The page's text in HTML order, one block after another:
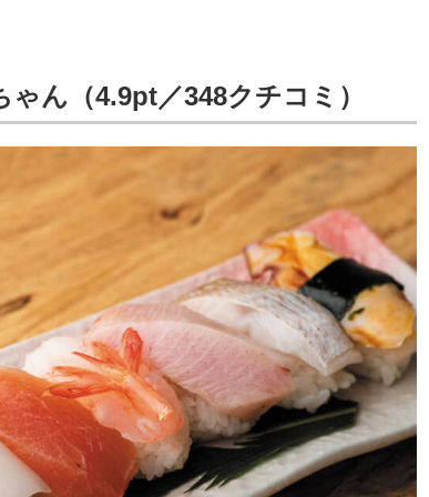
ん（4.9pt／348クチコミ）